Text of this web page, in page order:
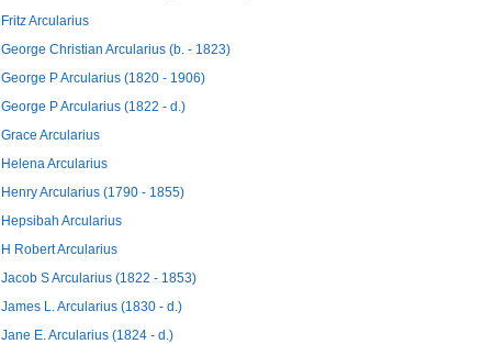
Fritz Arcularius
George Christian Arcularius (b. - 1823)
George P Arcularius (1820 - 1906)
George P Arcularius (1822 - d.)
Grace Arcularius
Helena Arcularius
Henry Arcularius (1790 - 1855)
Hepsibah Arcularius
H Robert Arcularius
Jacob S Arcularius (1822 - 1853)
James L. Arcularius (1830 - d.)
Jane E. Arcularius (1824 - d.)